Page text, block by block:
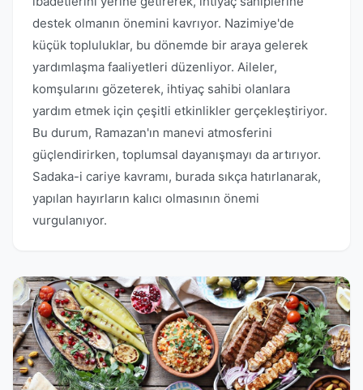
destek olmanın önemini kavrıyor. Nazimiye'de
küçük topluluklar, bu dönemde bir araya gelerek
yardımlaşma faaliyetleri düzenliyor. Aileler,
komşularını gözeterek, ihtiyaç sahibi olanlara
yardım etmek için çeşitli etkinlikler gerçekleştiriyor.
Bu durum, Ramazan'ın manevi atmosferini
güçlendirirken, toplumsal dayanışmayı da artırıyor.
Sadaka-i cariye kavramı, burada sıkça hatırlanarak,
yapılan hayırların kalıcı olmasının önemi
vurgulanıyor.